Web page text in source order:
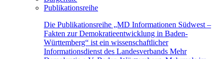
Publikationsreihe
Die Publikationsreihe „MD Informationen Südwest –
Fakten zur Demokratieentwicklung in Baden-
Württemberg“ ist ein wissenschaftlicher
Informationsdienst des Landesverbands Mehr